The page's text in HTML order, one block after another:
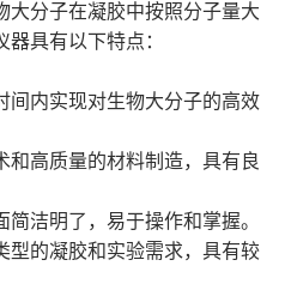
大分子在凝胶中按照分子量大
具有以下特点：
间内实现对生物大分子的高效
和高质量的材料制造，具有良
洁明了，易于操作和掌握。
型的凝胶和实验需求，具有较